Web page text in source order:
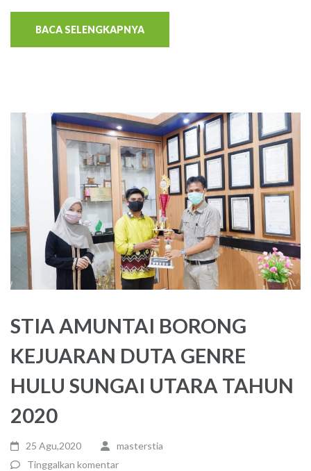
BACA SELENGKAPNYA
STIA AMUNTAI BORONG
KEJUARAN DUTA GENRE
HULU SUNGAI UTARA TAHUN
2020
25 Agu,2020
masterstia
Tinggalkan komentar